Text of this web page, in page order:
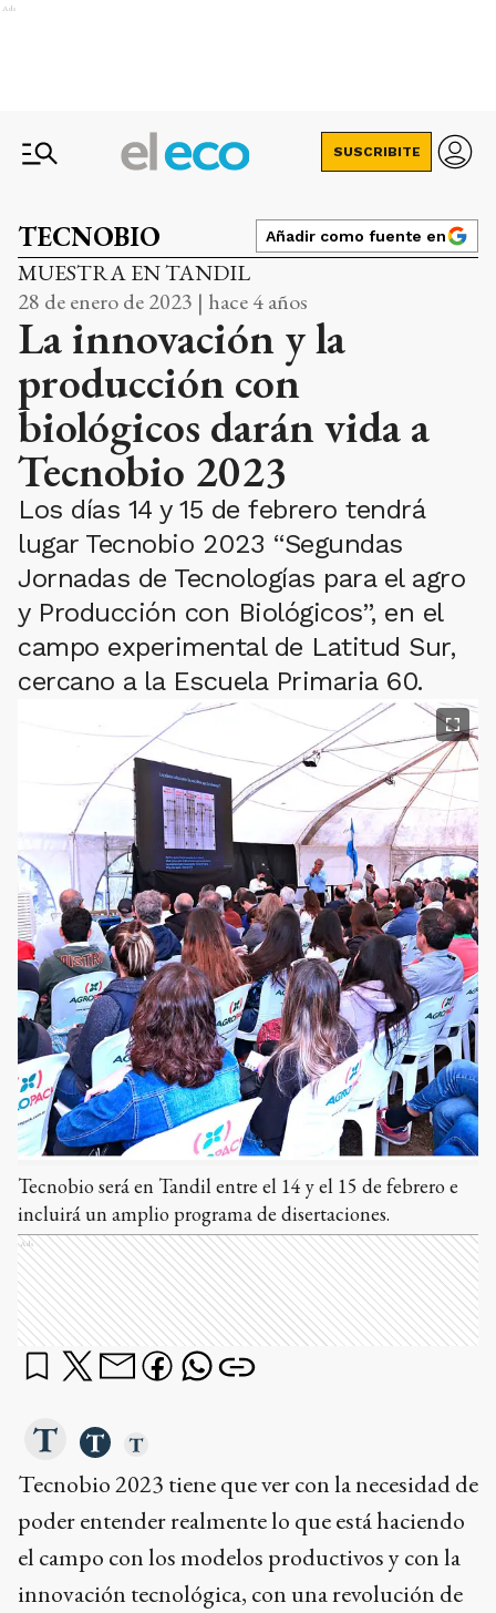
Ads
SUSCRIBITE
TECNOBIO Añadir como fuente en
MUESTRA EN TANDIL
28 de enero de 2023 | hace 4 años
La innovación y la
producción con
biológicos darán vida a
Tecnobio 2023
Los días 14 y 15 de febrero tendrá
lugar Tecnobio 2023 “Segundas
Jornadas de Tecnologías para el agro
y Producción con Biológicos”, en el
campo experimental de Latitud Sur,
cercano a la Escuela Primaria 60.
Tecnobio será en Tandil entre el 14 y el 15 de febrero e
incluirá un amplio programa de disertaciones.
Ads
Tecnobio 2023 tiene que ver con la necesidad de
poder entender realmente lo que está haciendo
el campo con los modelos productivos y con la
innovación tecnológica, con una revolución de